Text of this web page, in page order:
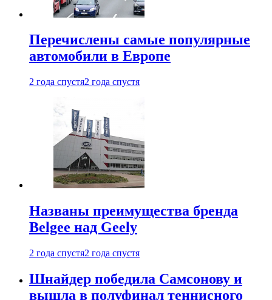
Перечислены самые популярные
автомобили в Европе
2 года спустя2 года спустя
Названы преимущества бренда
Belgee над Geely
2 года спустя2 года спустя
Шнайдер победила Самсонову и
вышла в полуфинал теннисного